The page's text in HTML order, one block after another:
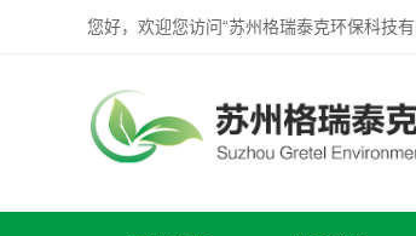
您好，欢迎您访问“苏州格瑞泰克环保科技有